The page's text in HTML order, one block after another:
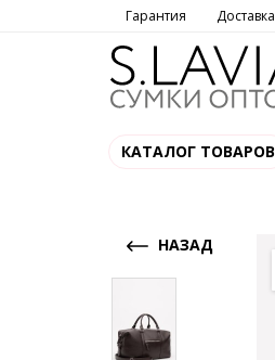
Гарантия Доставка
КАТАЛОГ ТОВАРОВ
НАЗАД